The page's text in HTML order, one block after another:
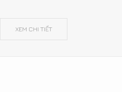
XEM CHI TIẾT